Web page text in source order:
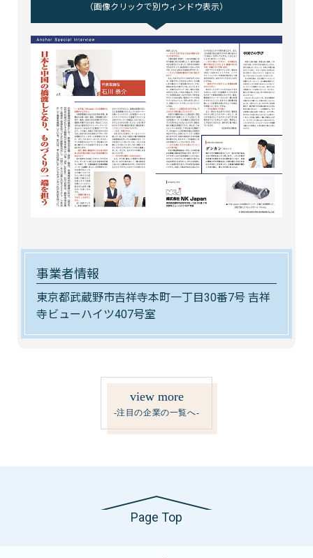
（画像クリックで別ウィンドウ表示）
事業者情報
東京都武蔵野市吉祥寺本町一丁目30番7号 吉祥
寺ビューハイツ407号室
view more
-注目の企業の一覧へ-
Page Top